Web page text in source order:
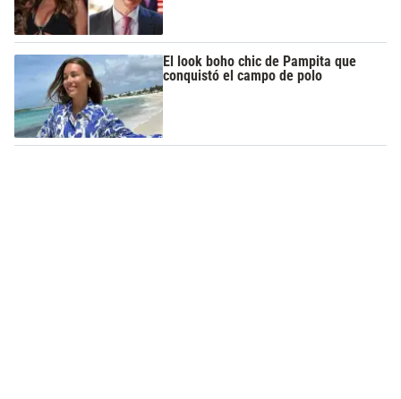
El look boho chic de Pampita que
conquistó el campo de polo